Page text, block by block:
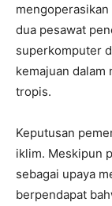
dua pesawat
superkomputer
kemajuan dalam
tropis.
Keputusan
iklim. Meskipun
sebagai upaya
berpendapat